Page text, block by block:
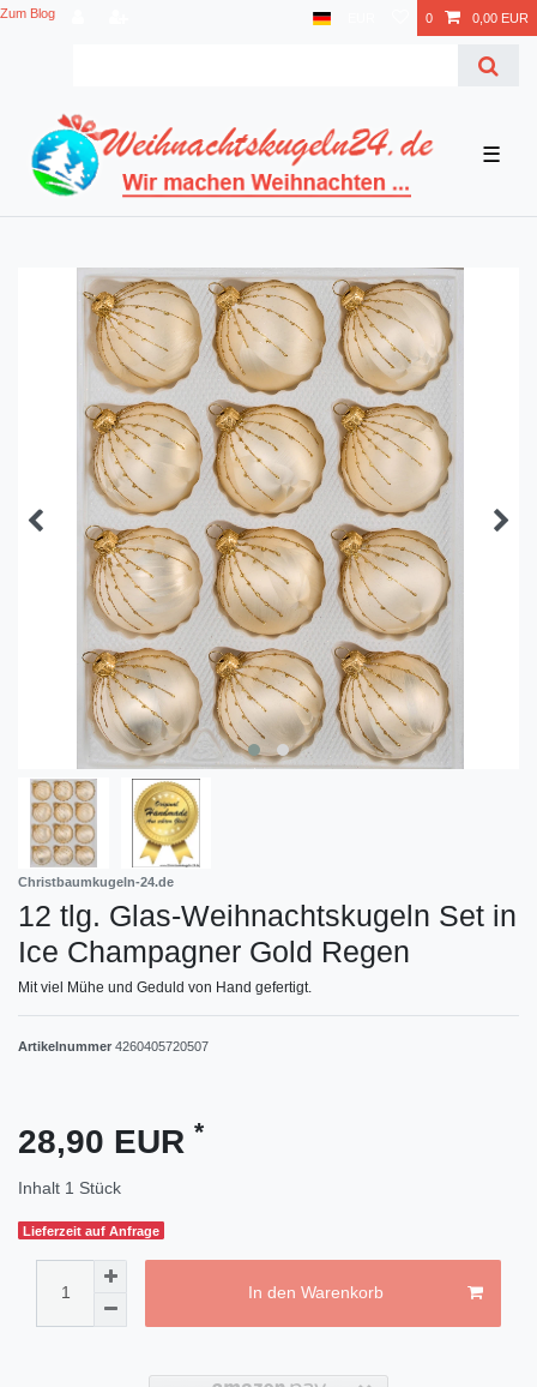
Zum Blog 0 0,00 EUR
☰
Christbaumkugeln-24.de
12 tlg. Glas-Weihnachtskugeln Set in
Ice Champagner Gold Regen
Mit viel Mühe und Geduld von Hand gefertigt.
Artikelnummer 4260405720507
28,90 EUR *
Inhalt 1 Stück
Lieferzeit auf Anfrage
In den Warenkorb